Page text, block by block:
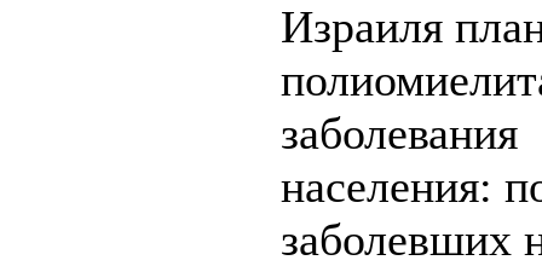
Израиля
населения:
заболевших